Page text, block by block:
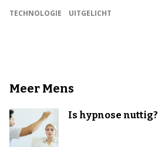
TECHNOLOGIE
UITGELICHT
Meer Mens
Is hypnose nuttig?